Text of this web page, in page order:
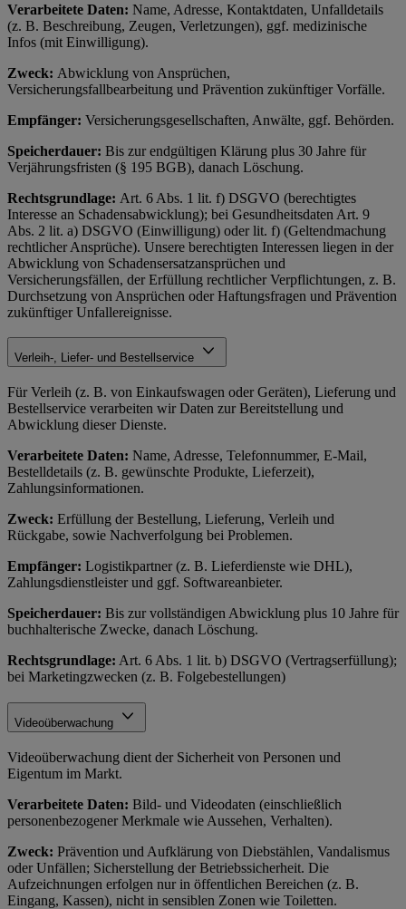
Verarbeitete Daten: Name, Adresse, Kontaktdaten, Unfalldetails
(z. B. Beschreibung, Zeugen, Verletzungen), ggf. medizinische
Infos (mit Einwilligung).
Zweck: Abwicklung von Ansprüchen,
Versicherungsfallbearbeitung und Prävention zukünftiger Vorfälle.
Empfänger: Versicherungsgesellschaften, Anwälte, ggf. Behörden.
Speicherdauer: Bis zur endgültigen Klärung plus 30 Jahre für
Verjährungsfristen (§ 195 BGB), danach Löschung.
Rechtsgrundlage: Art. 6 Abs. 1 lit. f) DSGVO (berechtigtes
Interesse an Schadensabwicklung); bei Gesundheitsdaten Art. 9
Abs. 2 lit. a) DSGVO (Einwilligung) oder lit. f) (Geltendmachung
rechtlicher Ansprüche). Unsere berechtigten Interessen liegen in der
Abwicklung von Schadensersatzansprüchen und
Versicherungsfällen, der Erfüllung rechtlicher Verpflichtungen, z. B.
Durchsetzung von Ansprüchen oder Haftungsfragen und Prävention
zukünftiger Unfallereignisse.
Verleih-, Liefer- und Bestellservice
Für Verleih (z. B. von Einkaufswagen oder Geräten), Lieferung und
Bestellservice verarbeiten wir Daten zur Bereitstellung und
Abwicklung dieser Dienste.
Verarbeitete Daten: Name, Adresse, Telefonnummer, E-Mail,
Bestelldetails (z. B. gewünschte Produkte, Lieferzeit),
Zahlungsinformationen.
Zweck: Erfüllung der Bestellung, Lieferung, Verleih und
Rückgabe, sowie Nachverfolgung bei Problemen.
Empfänger: Logistikpartner (z. B. Lieferdienste wie DHL),
Zahlungsdienstleister und ggf. Softwareanbieter.
Speicherdauer: Bis zur vollständigen Abwicklung plus 10 Jahre für
buchhalterische Zwecke, danach Löschung.
Rechtsgrundlage: Art. 6 Abs. 1 lit. b) DSGVO (Vertragserfüllung);
bei Marketingzwecken (z. B. Folgebestellungen)
Videoüberwachung
Videoüberwachung dient der Sicherheit von Personen und
Eigentum im Markt.
Verarbeitete Daten: Bild- und Videodaten (einschließlich
personenbezogener Merkmale wie Aussehen, Verhalten).
Zweck: Prävention und Aufklärung von Diebstählen, Vandalismus
oder Unfällen; Sicherstellung der Betriebssicherheit. Die
Aufzeichnungen erfolgen nur in öffentlichen Bereichen (z. B.
Eingang, Kassen), nicht in sensiblen Zonen wie Toiletten.